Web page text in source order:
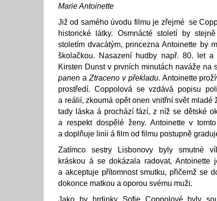
Marie Antoinette
Již od samého úvodu filmu je zřejmé se
historické látky. Osmnácté století by
stoletím dvacátým, princezna Antoinette by
školačkou. Nasazení hudby např. 80. let a
Kirsten Dunst v prvních minutách naváže
panen a Ztraceno v překladu. Antoinette
prostředí. Coppolová se vzdává popisu
a reálií, zkoumá opět onen vnitřní svět mladé
tady láska á prochází fází, z níž se dětské
a respekt dospělé ženy. Antoinette v
a doplňuje linii á film od filmu postupně
Zatímco sestry Lisbonovy byly smutné
kráskou á se dokázala radovat, Antoinette
a akceptuje přítomnost smutku, přičemž se
dokonce matkou a oporou svému muži.
Jako by hrdinky Sofie Coppolové byly